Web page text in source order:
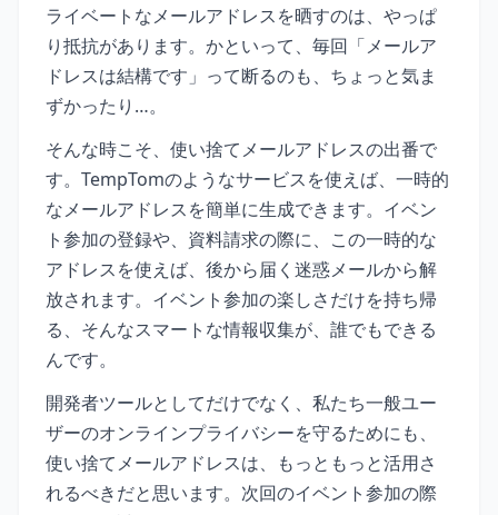
ライベートなメールアドレスを晒すのは、やっぱ
り抵抗があります。かといって、毎回「メールア
ドレスは結構です」って断るのも、ちょっと気ま
ずかったり…。
そんな時こそ、使い捨てメールアドレスの出番で
す。TempTomのようなサービスを使えば、一時的
なメールアドレスを簡単に生成できます。イベン
ト参加の登録や、資料請求の際に、この一時的な
アドレスを使えば、後から届く迷惑メールから解
放されます。イベント参加の楽しさだけを持ち帰
る、そんなスマートな情報収集が、誰でもできる
んです。
開発者ツールとしてだけでなく、私たち一般ユー
ザーのオンラインプライバシーを守るためにも、
使い捨てメールアドレスは、もっともっと活用さ
れるべきだと思います。次回のイベント参加の際